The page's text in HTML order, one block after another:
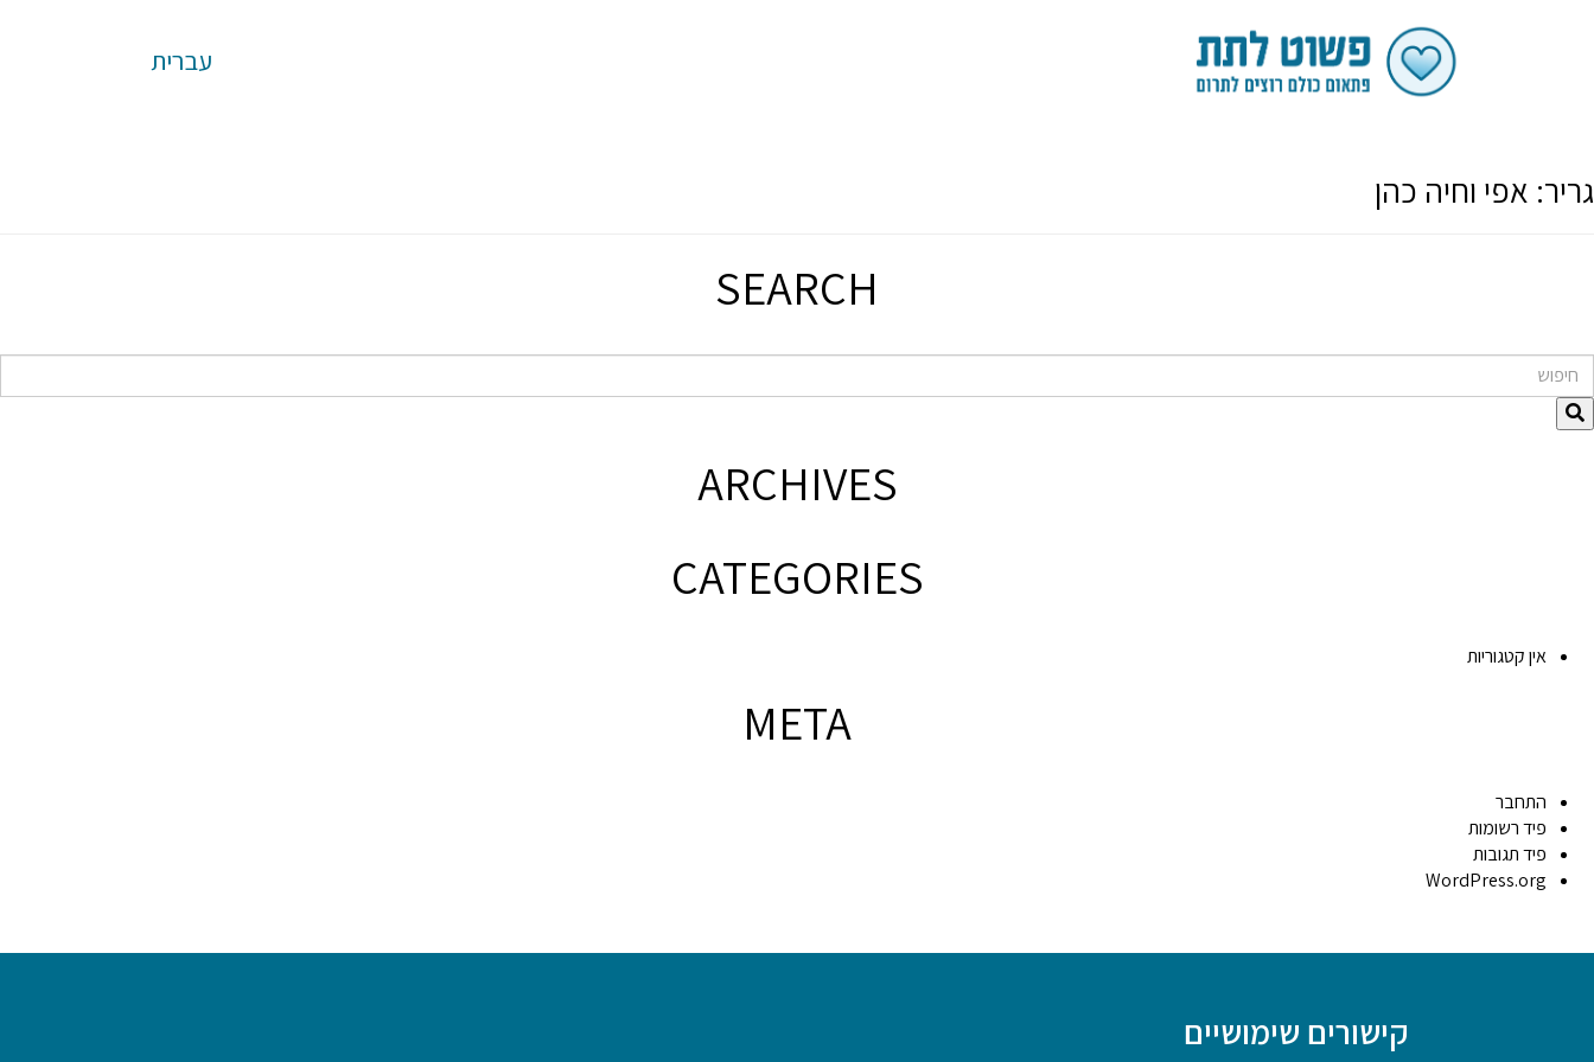
עברית
גריר: אפי וחיה כהן
SEARCH
חיפוש
ARCHIVES
CATEGORIES
אין קטגוריות
META
התחבר
פיד רשומות
פיד תגובות
WordPress.org
קישורים שימושיים